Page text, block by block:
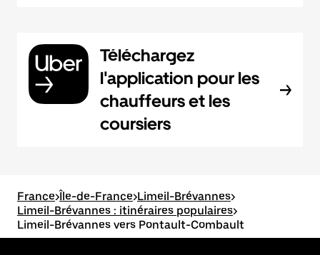
Téléchargez
l'application pour les
chauffeurs et les
coursiers
France>Île-de-France>Limeil-Brévannes>
Limeil-Brévannes : itinéraires populaires>
Limeil-Brévannes vers Pontault-Combault